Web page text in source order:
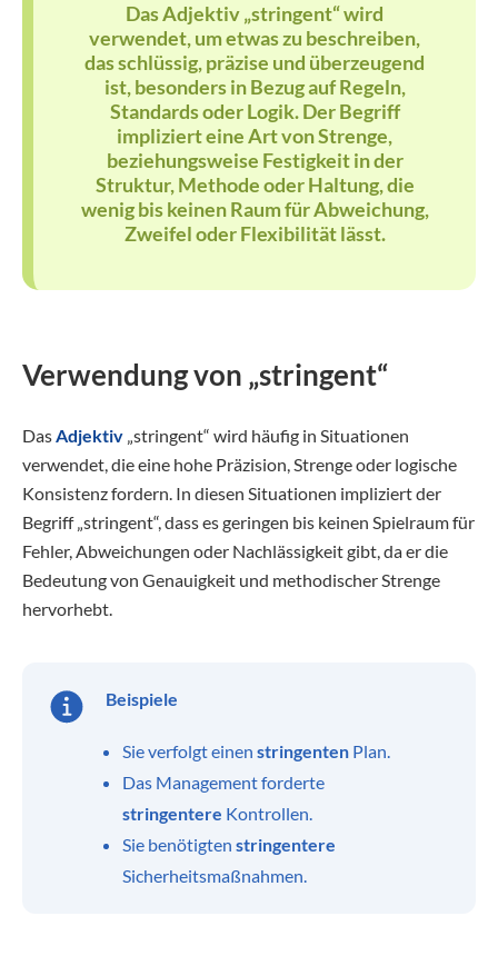
Das Adjektiv „stringent“ wird
verwendet, um etwas zu beschreiben,
das schlüssig, präzise und überzeugend
ist, besonders in Bezug auf Regeln,
Standards oder Logik. Der Begriff
impliziert eine Art von Strenge,
beziehungsweise Festigkeit in der
Struktur, Methode oder Haltung, die
wenig bis keinen Raum für Abweichung,
Zweifel oder Flexibilität lässt.
Verwendung von „stringent“
DasAdjektiv „stringent“ wird häufig in Situationen
verwendet, die eine hohe Präzision, Strenge oder logische
Konsistenz fordern. In diesen Situationen impliziert der
Begriff „stringent“, dass es geringen bis keinen Spielraum für
Fehler, Abweichungen oder Nachlässigkeit gibt, da er die
Bedeutung von Genauigkeit und methodischer Strenge
hervorhebt.
Beispiele
Sie verfolgt einen stringenten Plan.
Das Management forderte
stringentere Kontrollen.
Sie benötigten stringentere
Sicherheitsmaßnahmen.